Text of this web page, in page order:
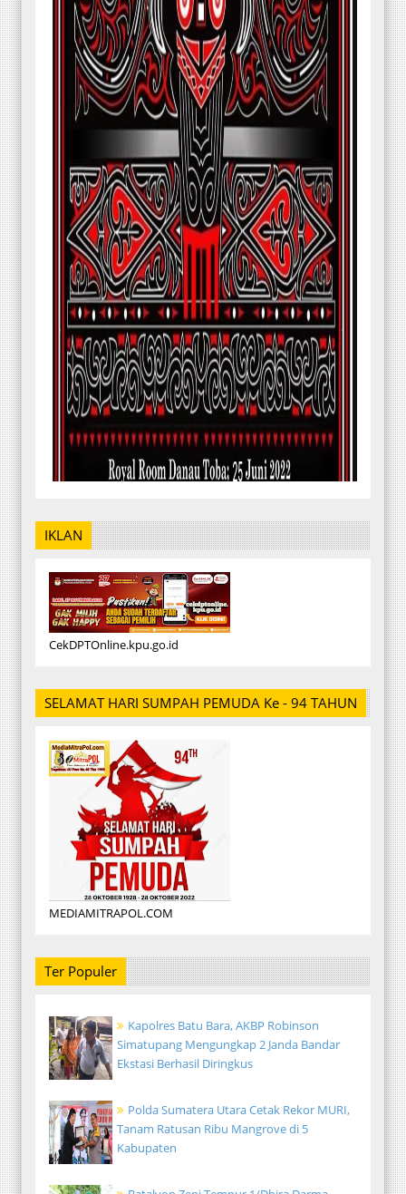
IKLAN
CekDPTOnline.kpu.go.id
SELAMAT HARI SUMPAH PEMUDA Ke - 94 TAHUN
MEDIAMITRAPOL.COM
Ter Populer
Kapolres Batu Bara, AKBP Robinson
Simatupang Mengungkap 2 Janda Bandar
Ekstasi Berhasil Diringkus
Polda Sumatera Utara Cetak Rekor MURI,
Tanam Ratusan Ribu Mangrove di 5
Kabupaten